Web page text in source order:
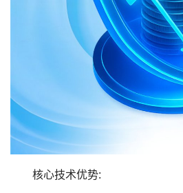
核心技术优势: